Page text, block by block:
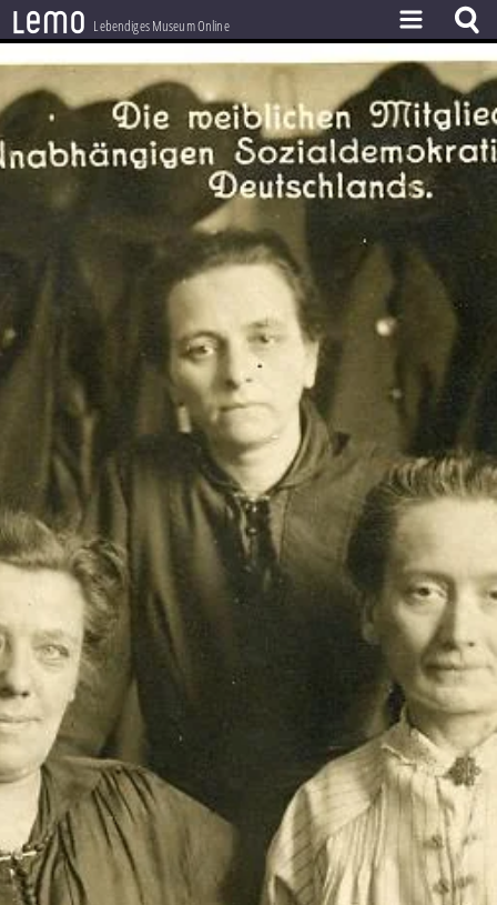
lemo Lebendiges Museum Online
ZEITSTRAHL
THEMEN
ZEITZEUGEN
BESTAND